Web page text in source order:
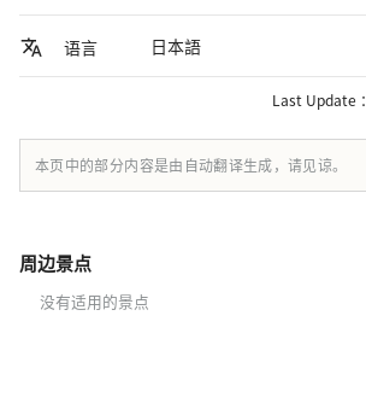
语言 日本語
Last Update ：
本页中的部分内容是由自动翻译生成，请见谅。
周边景点
没有适用的景点